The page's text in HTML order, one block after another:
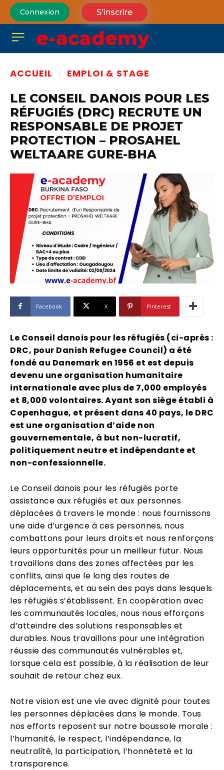
Connexion S'inscrire
e-academy
ACCUEIL EMPLOI & STAGE
LE CONSEIL DANOIS POUR LES
RÉFUGIÉS (DRC) RECRUTE UN
RESPONSABLE DE PROJET
PROTECTION – PROSAHEL
WELTAARE GURE-BHA
Facebook X Pinterest
Le Conseil danois pour les réfugiés (ci-après :
DRC, pour Danish Refugee Council) a été
fondé au Danemark en 1956 et est depuis
devenu une organisation humanitaire
internationale avec plus de 7,000 employés
et 8,000 volontaires. Ayant son siège établi à
Copenhague, et présent dans 40 pays, le DRC
est une organisation d’aide non
gouvernementale, à but non-lucratif,
politiquement neutre et indépendante et
non-confessionnelle.
Le Conseil danois pour les réfugiés porte
assistance aux réfugiés et aux personnes
déplacées à travers le monde : nous fournissons
une aide d’urgence à ces personnes, nous
combattons pour leurs droits et nous renforçons
leurs opportunités pour un meilleur futur. Nous
travaillons dans des zones affectées par les
conflits, ainsi que le long des routes de
déplacements, et au sein des pays dans lesquels
les réfugiés s’établissent. En coopération avec
les communautés locales, nous nous efforçons
d’atteindre des solutions responsables et
durables. Nous travaillons pour une intégration
réussie des communautés vulnérables et,
lorsque cela est possible, à la réalisation de leur
souhait de retour chez eux.
Notre vision est une vie avec dignité pour toutes
les personnes déplacées dans le monde. Tous
nos efforts reposent sur notre boussole morale :
l’humanité, le respect, l’indépendance, la
neutralité, la participation, l’honnêteté et la
transparence.